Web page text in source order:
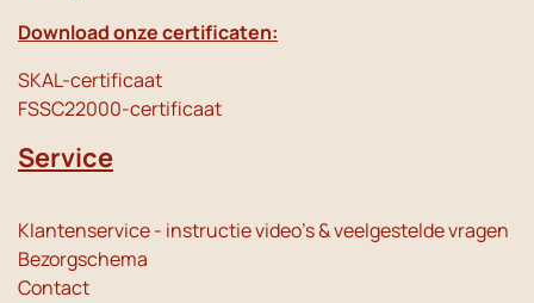
Download onze certificaten:
SKAL-certificaat
FSSC22000-certificaat
Service
Klantenservice - instructie video's & veelgestelde vragen
Bezorgschema
Contact